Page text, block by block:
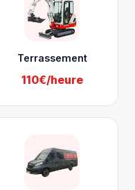
Terrassement
110€/heure